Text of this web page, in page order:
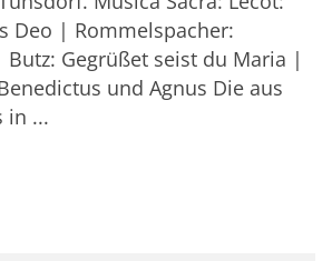
Deo | Rommelspacher:
Gegrüßet seist du Maria |
und Agnus Die aus
in ...